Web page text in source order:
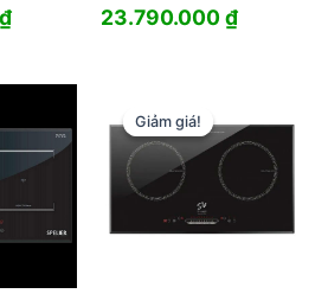
₫ 23.790.000₫
Giảm giá!
Giảm giá!